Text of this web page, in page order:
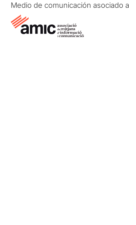
Medio de comunicación asociado a